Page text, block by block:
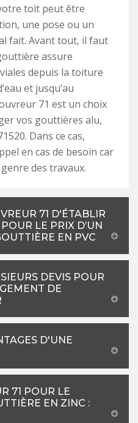
toit peut être
une pose ou un
fait. Avant tout, il faut
assure
depuis la toiture
et jusqu’au
71 est un choix
vos gouttières alu,
Dans ce cas,
en cas de besoin car
des travaux.
71 D'ÉTABLIR
LE PRIX D’UN
EN PVC
DEVIS POUR
DE
D'UNE
71 POUR LE
EN ZINC :